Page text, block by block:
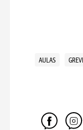
AULAS